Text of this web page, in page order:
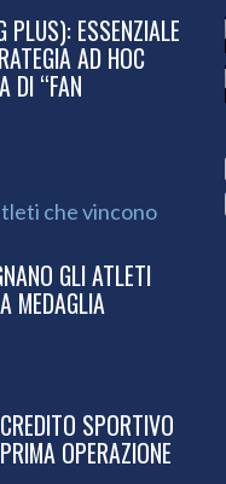
PLUS): ESSENZIALE
AD HOC
DI “FAN
GLI ATLETI
MEDAGLIA
SPORTIVO
OPERAZIONE